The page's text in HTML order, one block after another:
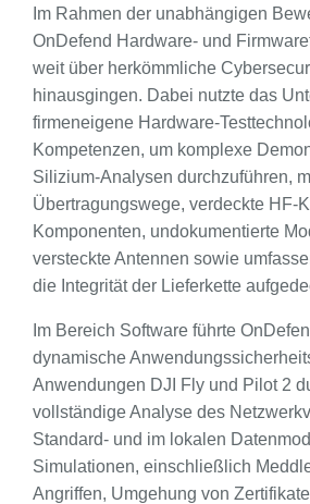
Im Rahmen der unabhängigen
OnDefend Hardware- und
weit über herkömmliche
hinausgingen. Dabei nutzte das
firmeneigene Hardware-
Kompetenzen, um komplexe
Silizium-Analysen durchzuführen,
Übertragungswege, verdeckte HF-
Komponenten, undokumentierte
versteckte Antennen sowie
die Integrität der Lieferkette
Im Bereich Software führte
dynamische
Anwendungen DJI Fly und Pilot 2
vollständige Analyse des
Standard- und im lokalen
Simulationen, einschließlich
Angriffen, Umgehung von